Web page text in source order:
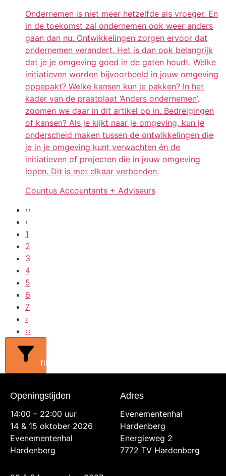
Ondernemen is niet meer hetzelfde als vroeger. En
in de toekomst zal ondernemen ook weer anders
gaan dan nu. Ontwikkelingen zorgen ervoor dat
ondernemen verandert. Het is dan ook belangrijk
dat je je omgeving goed in de gaten houdt. Welke
initiatieven worden bijvoorbeeld in jouw omgeving
opgepakt? Welke kansen kun je pakken? In het
kader van de praatplaat ‘Anders ondernemen’,
zoomen we daar in dit artikel op in. Bedreigingen
of kansen? Als je kijkt naar je omgeving, kun je
onderscheid maken tussen de ontwikkelingen die
je in je omgeving kunt verwachten én de
initiatieven of projecten die in jouw omgeving
lopen. Dit is met elkaar verbonden.
Countus Accountants + Adviseurs
‹‹
‹
1
2
3
4
5
6
7
›
››
filters
Openingstijden
14:00 – 22:00 uur
14 & 15 oktober 2026
Evenementenhal
Hardenberg
Adres
Evenementenhal
Hardenberg
Energieweg 2
7772 TV Hardenberg